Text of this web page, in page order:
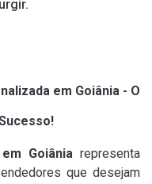
em Goiânia - O
Goiânia representa
que desejam